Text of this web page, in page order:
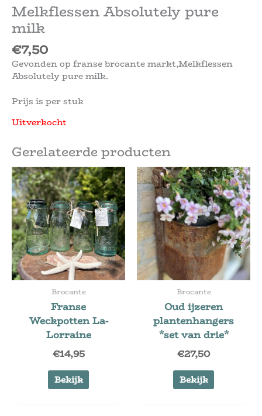
Melkflessen Absolutely pure
milk
€7,50
Gevonden op franse brocante markt,Melkflessen
Absolutely pure milk.
Prijs is per stuk
Uitverkocht
Gerelateerde producten
Brocante
Franse
Weckpotten La-
Lorraine
€14,95
Bekijk
Brocante
Oud ijzeren
plantenhangers
*set van drie*
€27,50
Bekijk